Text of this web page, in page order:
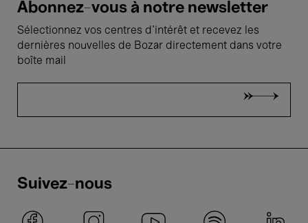
Abonnez-vous à notre newsletter
Sélectionnez vos centres d'intérêt et recevez les
dernières nouvelles de Bozar directement dans votre
boîte mail
Suivez-nous